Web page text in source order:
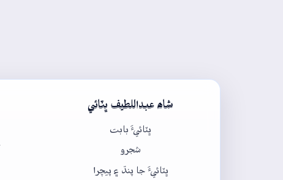
شاھ عبداللطيف ڀٽائي
ڀٽائيءَ بابت
شجرو
ڀٽائيءَ جا پنڌ ۽ پيچرا